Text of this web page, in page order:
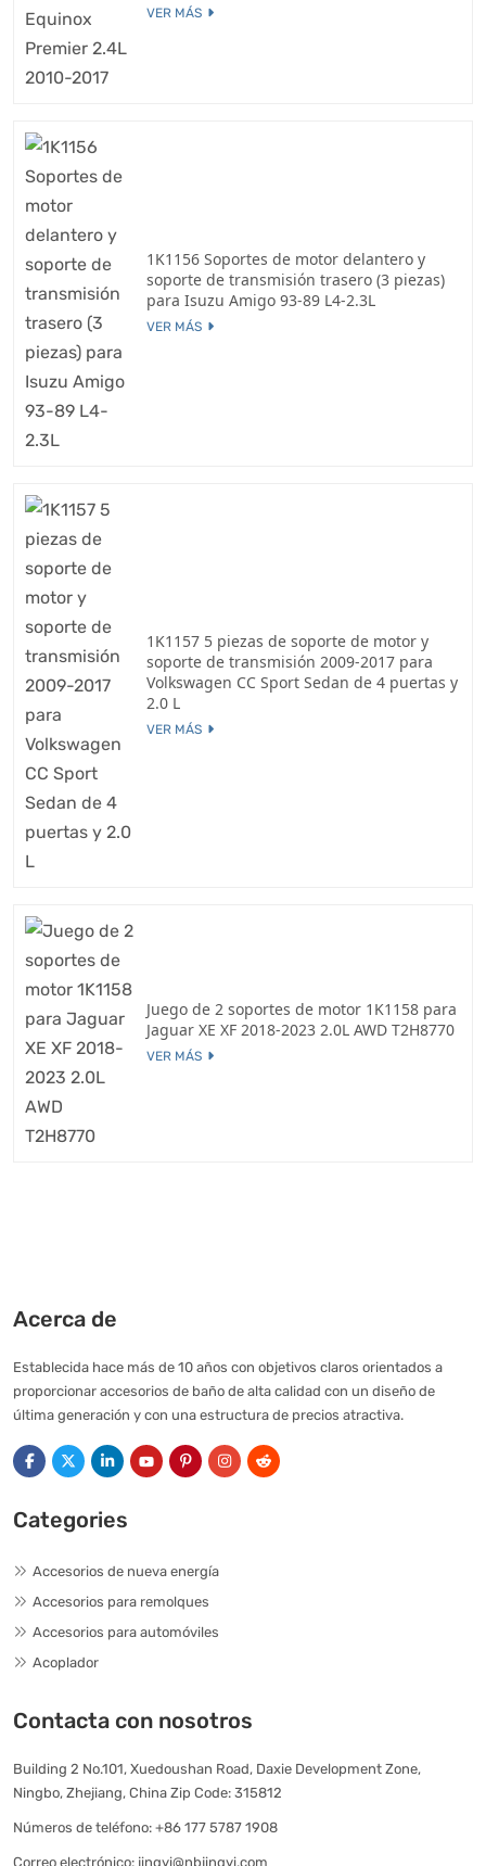
VER MÁS
1K1156 Soportes de motor delantero y
soporte de transmisión trasero (3 piezas)
para Isuzu Amigo 93-89 L4-2.3L
VER MÁS
1K1157 5 piezas de soporte de motor y
soporte de transmisión 2009-2017 para
Volkswagen CC Sport Sedan de 4 puertas y
2.0 L
VER MÁS
Juego de 2 soportes de motor 1K1158 para
Jaguar XE XF 2018-2023 2.0L AWD T2H8770
VER MÁS
Acerca de
Establecida hace más de 10 años con objetivos claros orientados a
proporcionar accesorios de baño de alta calidad con un diseño de
última generación y con una estructura de precios atractiva.
Categories
Accesorios de nueva energía
Accesorios para remolques
Accesorios para automóviles
Acoplador
Contacta con nosotros
Building 2 No.101, Xuedoushan Road, Daxie Development Zone,
Ningbo, Zhejiang, China Zip Code: 315812
Números de teléfono: +86 177 5787 1908
Correo electrónico: jingyi@nbjingyi.com